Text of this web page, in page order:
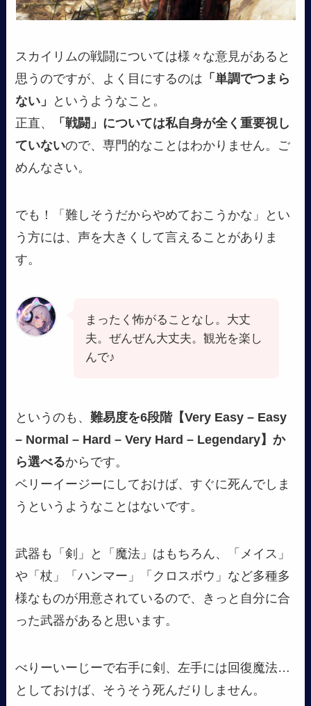
スカイリムの戦闘については様々な意見があると
思うのですが、よく目にするのは 「単調でつまら
ない」
というようなこと。
正直、
「戦闘」については私自身が全く重要視し
ていないので、専門的なことはわかりません。ご
めんなさい。
でも！「難しそうだからやめておこうかな」とい
う方には、声を大きくして言えることがありま
す。
まったく怖がることなし。大丈
夫。ぜんぜん大丈夫。観光を楽し
んで♪
というのも、難易度を6段階【Very Easy – Easy
– Normal – Hard – Very Hard – Legendary】か
ら選べるからです。
ベリーイージーにしておけば、すぐに死んでしま
うというようなことはないです。
武器も「剣」と「魔法」はもちろん、「メイス」
や「杖」「ハンマー」「クロスボウ」など多種多
様なものが用意されているので、きっと自分に合
った武器があると思います。
べりーいーじーで右手に剣、左手には回復魔法…
としておけば、そうそう死んだりしません。